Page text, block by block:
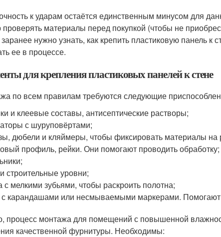
к ударам остаётся единственным минусом для
материалы перед покупкой (чтобы не
нужно узнать, как крепить пластиковую панель к
ее в процессе.
для крепления пластиковых панелей к стене
по всем правилам требуются следующие
и клеевые составы, антисептические растворы;
с шуруповёртами;
дюбели и кляймеры, чтобы фиксировать материалы на
профиль, рейки. Они помогают проводить обработку;
строительные уровни;
с мелкими зубьями, чтобы раскроить полотна;
с карандашами или несмываемыми маркерами. Помогают
процесс монтажа для помещений с повышенной
качественной фурнитуры. Необходимы: